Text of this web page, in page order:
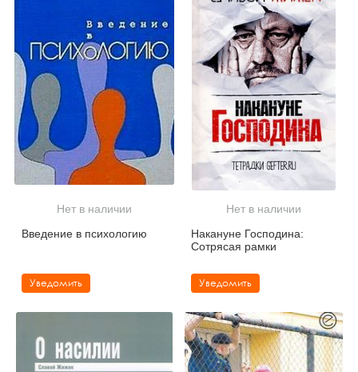
Нет в наличии
Введение в психологию
Уведомить
Нет в наличии
Накануне Господина:
Сотрясая рамки
Уведомить